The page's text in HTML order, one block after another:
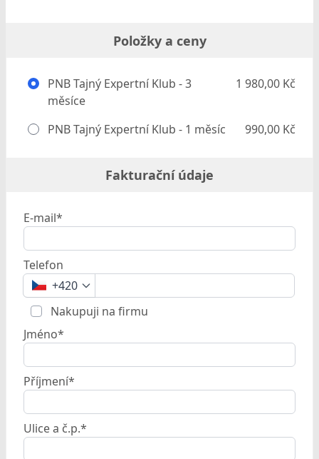
Položky a ceny
PNB Tajný Expertní Klub - 3
měsíce
1 980,00 Kč
PNB Tajný Expertní Klub - 1 měsíc 990,00 Kč
Fakturační údaje
E-mail*
Telefon
+420
Nakupuji na firmu
Jméno*
Příjmení*
Ulice a č.p.*